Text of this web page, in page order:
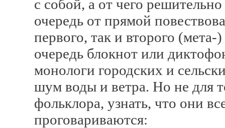
с собой, а от чего
очередь от прямой
первого, так и второго
очередь блокнот или
монологи городских и
шум воды и ветра. Но не для
фольклора, узнать, что они
проговариваются: